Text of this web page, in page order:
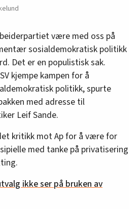
være med oss på
sosialdemokratisk politikk
Det er en populistisk sak.
kjempe kampen for å
politikk, spurte
med adresse til
Leif Sande.
kritikk mot Ap for å være for
med tanke på privatisering
ikke ser på bruken av